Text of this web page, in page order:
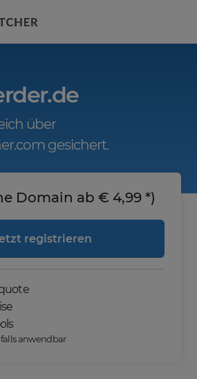
über
gesichert.
Domain ab € 4,99 *)
registrieren
falls anwendbar